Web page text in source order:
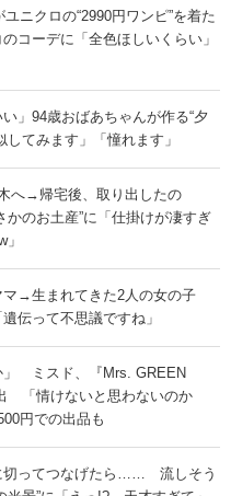
ニクロの“2990円ワンピ”を着た
ーデに「全色ほしいくらい」
い」94歳おばあちゃんが作る“夕
してみます」「憧れます」
へ→帰宅後、取り出したの
のお土産”に「仕掛けが凄すぎ
マ→生まれてきた2人の女の子
って不思議ですね」
」 ミスド、『Mrs. GREEN
「情けないと思わないのか
円での出品も
切ってつなげたら…… 流しそう